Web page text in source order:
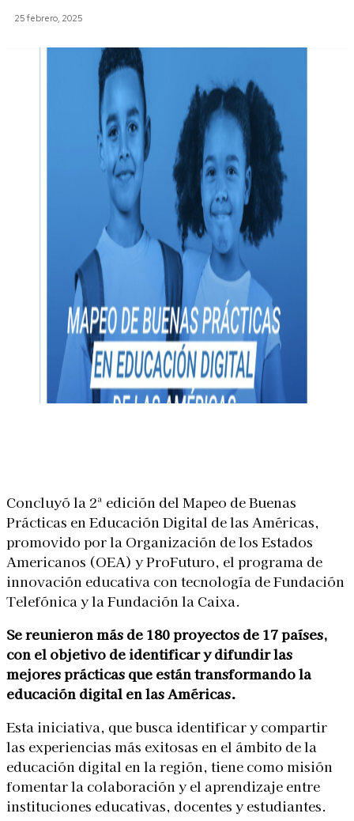
25 febrero, 2025
Concluyó la 2ª edición del Mapeo de Buenas
Prácticas en Educación Digital de las Américas,
promovido por la Organización de los Estados
Americanos (OEA) y ProFuturo, el programa de
innovación educativa con tecnología de Fundación
Telefónica y la Fundación la Caixa.
Se reunieron más de 180 proyectos de 17 países,
con el objetivo de identificar y difundir las
mejores prácticas que están transformando la
educación digital en las Américas.
Esta iniciativa, que busca identificar y compartir
las experiencias más exitosas en el ámbito de la
educación digital en la región, tiene como misión
fomentar la colaboración y el aprendizaje entre
instituciones educativas, docentes y estudiantes.